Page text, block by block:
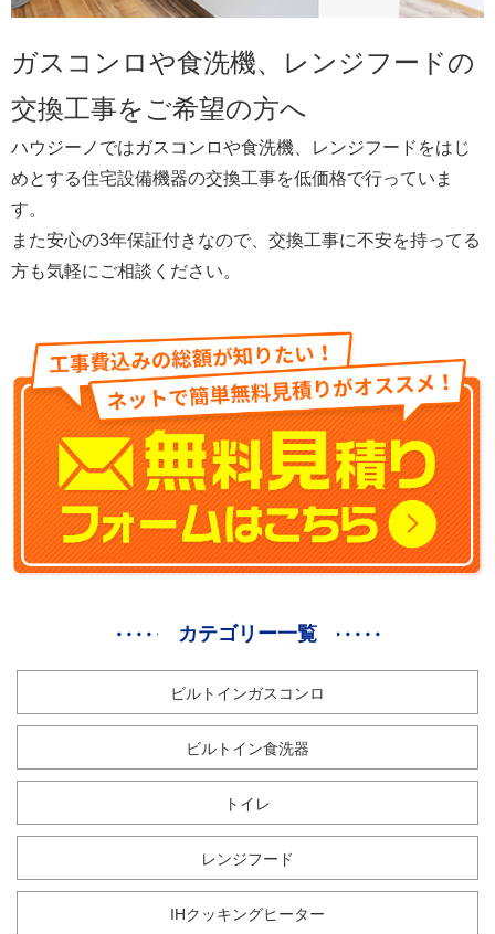
ガスコンロや食洗機、レンジフードの
交換工事をご希望の方へ
ハウジーノではガスコンロや食洗機、レンジフードをはじ
めとする住宅設備機器の交換工事を低価格で行っていま
す。
また安心の3年保証付きなので、交換工事に不安を持ってる
方も気軽にご相談ください。
カテゴリー一覧
ビルトインガスコンロ
ビルトイン食洗器
トイレ
レンジフード
IHクッキングヒーター